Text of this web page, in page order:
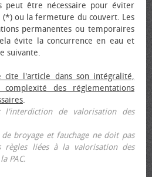
peut être nécessaire pour éviter
(*) ou la fermeture du couvert. Les
permanentes ou temporaires
évite la concurrence en eau et
suivante.
l'article dans son intégralité,
des réglementations
.
l'interdiction de valorisation des
broyage et fauchage ne doit pas
règles liées à la valorisation des
PAC.